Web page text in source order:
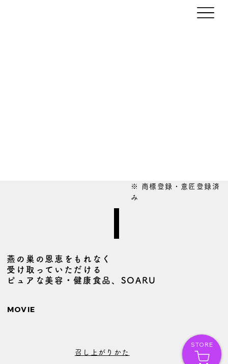
STORE
※ 商標登録・意匠登録済
み
燕の巣の恩恵をもれなく
受け取っていただける
ピュアな美容・健康食品、SOARU
MOVIE
召し上がりかた